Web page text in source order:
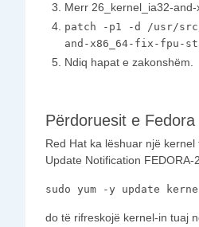
Merr 26_kernel_ia32-
patch -p1 -d /usr/
and-x86_64-fix-fpu-
Ndiq hapat e zakonshëm.
Përdoruesit e
Red Hat ka lëshuar një
Update Notification
sudo yum -y update
do të rifreskojë kernel-in tuaj